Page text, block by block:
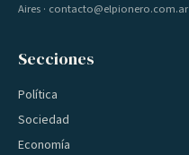
Aires · contacto@elpionero.com.ar
Secciones
Política
Sociedad
Economía